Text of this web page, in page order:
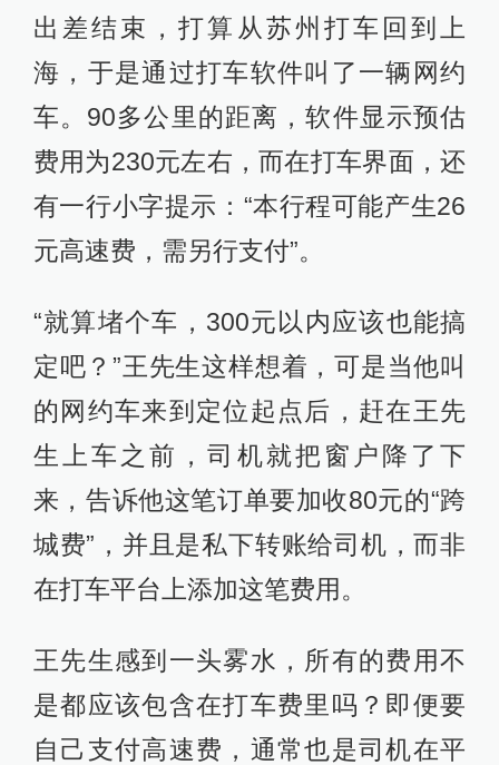
出差结束，打算从苏州打车回到上
海，于是通过打车软件叫了一辆网约
车。90多公里的距离，软件显示预估
费用为230元左右，而在打车界面，还
有一行小字提示：“本行程可能产生26
元高速费，需另行支付”。
“就算堵个车，300元以内应该也能搞
定吧？”王先生这样想着，可是当他叫
的网约车来到定位起点后，赶在王先
生上车之前，司机就把窗户降了下
来，告诉他这笔订单要加收80元的“跨
城费”，并且是私下转账给司机，而非
在打车平台上添加这笔费用。
王先生感到一头雾水，所有的费用不
是都应该包含在打车费里吗？即便要
自己支付高速费，通常也是司机在平